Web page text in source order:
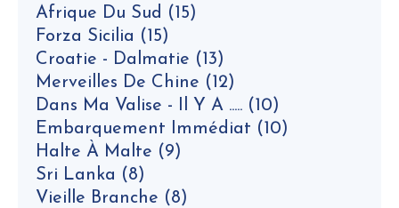
Afrique Du Sud (15)
Forza Sicilia (15)
Croatie - Dalmatie (13)
Merveilles De Chine (12)
Dans Ma Valise - Il Y A ..... (10)
Embarquement Immédiat (10)
Halte À Malte (9)
Sri Lanka (8)
Vieille Branche (8)